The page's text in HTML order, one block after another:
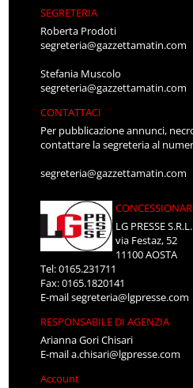
SEGRETERIA
Roberta Prodoti
segreteria@gazzettamatin.com
Stefania Muscolo
segreteria@gazzettamatin.com
CONTATTACI
Per pubblicazione annunci,
contattare la segreteria al
segreteria@gazzettamatin.com
LG PRESSE S.R.L.
via Festaz, 52
11100 AOSTA
Tel: 0165.231711
Fax: 0165.1820141
E-mailsegreteria@lgpresse.com
RESPONSABILE DI AGENZIA
Arianna Gori Chisari
E-maila.chisari@lgpresse.com
Account